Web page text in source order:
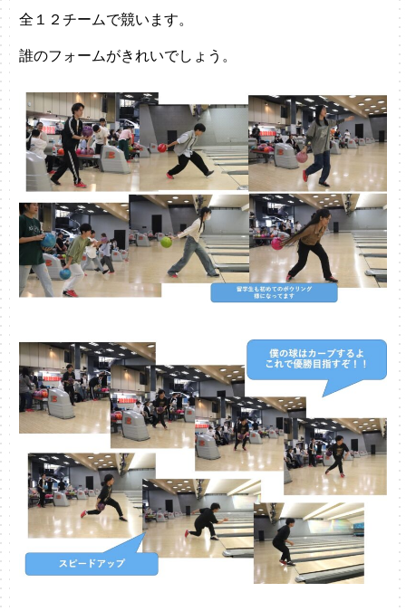
全１２チームで競います。
誰のフォームがきれいでしょう。